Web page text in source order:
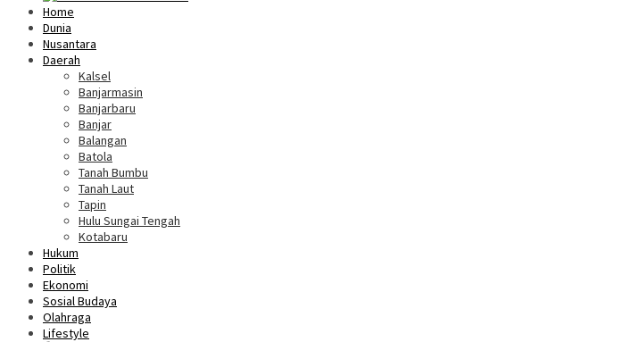
Home
Dunia
Nusantara
Daerah
Kalsel
Banjarmasin
Banjarbaru
Banjar
Balangan
Batola
Tanah Bumbu
Tanah Laut
Tapin
Hulu Sungai Tengah
Kotabaru
Hukum
Politik
Ekonomi
Sosial Budaya
Olahraga
Lifestyle